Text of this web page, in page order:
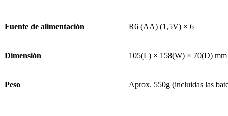
Fuente de alimentación R6 (AA) (1,5V) × 6
Dimensión 105(L) × 158(W) × 70(D) mm
Peso Aprox. 550g (incluidas las